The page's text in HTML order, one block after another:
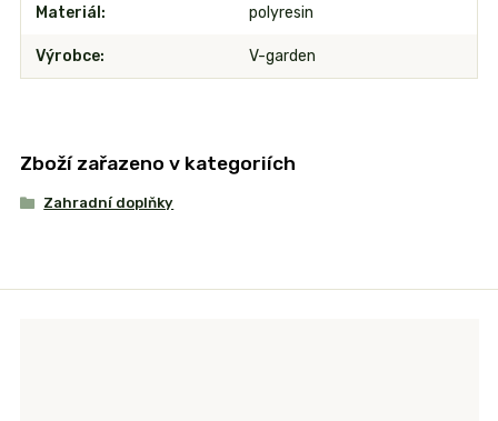
Materiál polyresin
Výrobce V-garden
Zboží zařazeno v kategoriích
Zahradní doplňky